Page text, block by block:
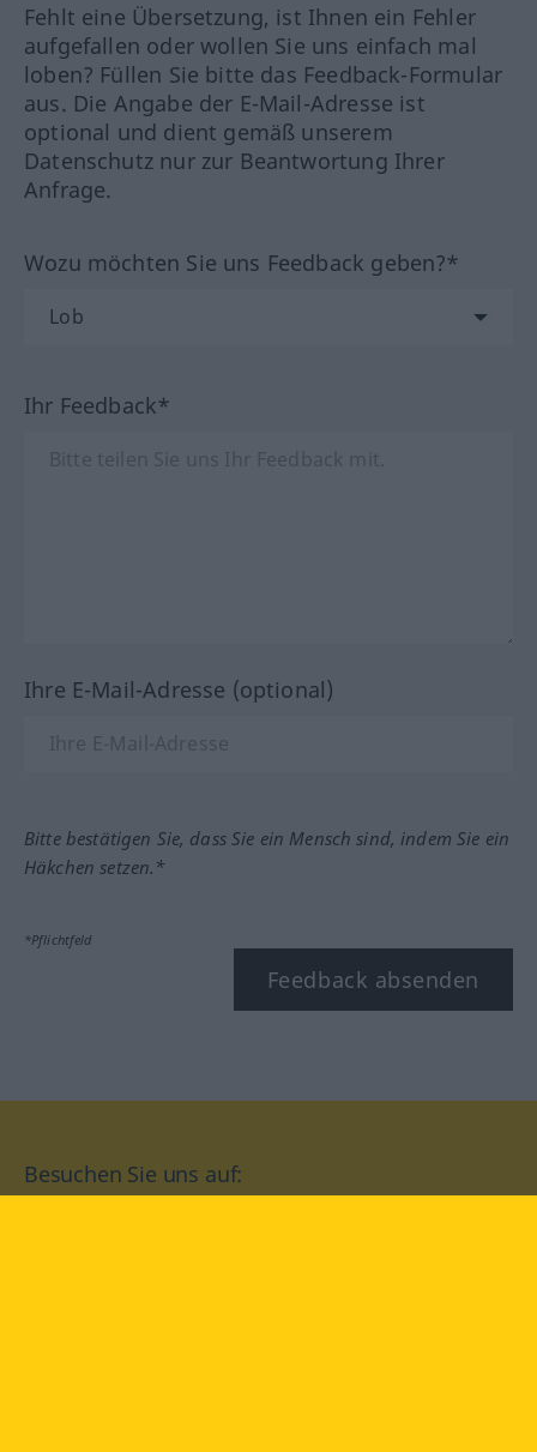
Fehlt eine Übersetzung, ist Ihnen ein Fehler
aufgefallen oder wollen Sie uns einfach mal
loben? Füllen Sie bitte das Feedback-Formular
aus. Die Angabe der E-Mail-Adresse ist
optional und dient gemäß unserem
Datenschutz nur zur Beantwortung Ihrer
Anfrage.
Wozu möchten Sie uns Feedback geben?*
Ihr Feedback*
Ihre E-Mail-Adresse (optional)
Bitte bestätigen Sie, dass Sie ein Mensch sind, indem Sie ein
Häkchen setzen.*
*Pflichtfeld
Feedback absenden
Besuchen Sie uns auf: